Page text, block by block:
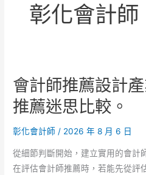
彰化會計師
會計師推薦設計
推薦迷思比較。
彰化會計師 / 2026 年 8 月 6 日
從細節判斷開始，建立實用的會計
在評估會計師推薦時，若能先從評